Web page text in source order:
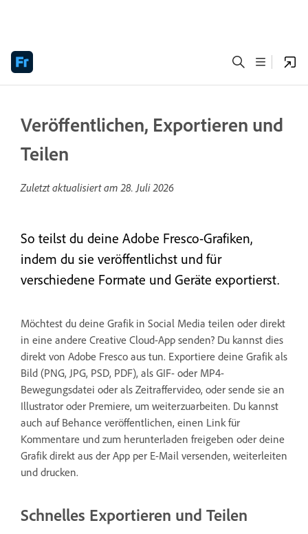
Veröffentlichen, Exportieren und
Teilen
Zuletzt aktualisiert am28. Juli 2026
So teilst du deine Adobe Fresco-Grafiken,
indem du sie veröffentlichst und für
verschiedene Formate und Geräte exportierst.
Möchtest du deine Grafik in Social Media teilen oder direkt
in eine andere Creative Cloud-App senden? Du kannst dies
direkt von Adobe Fresco aus tun. Exportiere deine Grafik als
Bild (PNG, JPG, PSD, PDF), als GIF- oder MP4-
Bewegungsdatei oder als Zeitraffervideo, oder sende sie an
Illustrator oder Premiere, um weiterzuarbeiten. Du kannst
auch auf Behance veröffentlichen, einen Link für
Kommentare und zum herunterladen freigeben oder deine
Grafik direkt aus der App per E-Mail versenden, weiterleiten
und drucken.
Schnelles Exportieren und Teilen